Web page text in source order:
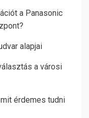
a Panasonic
alapjai
a városi
érdemes tudni